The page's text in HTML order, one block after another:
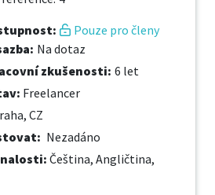
:
Pouze pro členy
: Na dotaz
zkušenosti: 6 let
: Freelancer
CZ
: Nezadáno
: Čeština, Angličtina,